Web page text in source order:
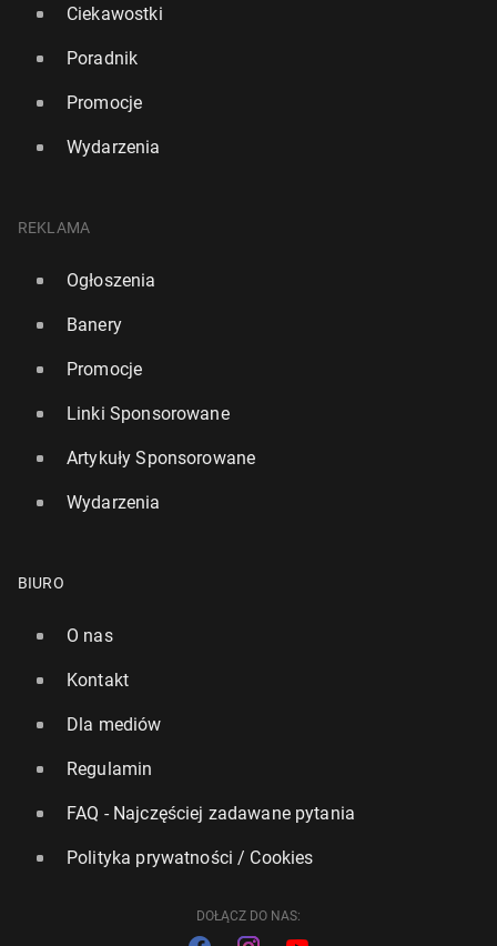
Ciekawostki
Poradnik
Promocje
Wydarzenia
REKLAMA
Ogłoszenia
Banery
Promocje
Linki Sponsorowane
Artykuły Sponsorowane
Wydarzenia
BIURO
O nas
Kontakt
Dla mediów
Regulamin
FAQ - Najczęściej zadawane pytania
Polityka prywatności / Cookies
DOŁĄCZ DO NAS: